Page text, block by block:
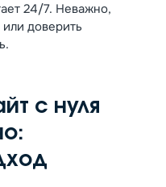
24/7. Неважно,
доверить
с нуля